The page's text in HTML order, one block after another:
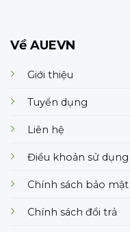
Về AUEVN
Giới thiệu
Tuyển dụng
Liên hệ
Điều khoản sử dụng
Chính sách bảo mật
Chính sách đổi trả